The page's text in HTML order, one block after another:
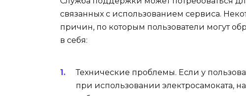
связанных с использованием сервиса.
причин, по которым пользователи могут
в себя:
Технические проблемы. Если у
при использовании электросамоката,